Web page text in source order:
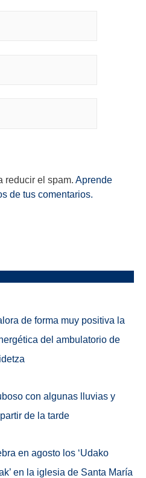
reducir el spam. Aprende
de tus comentarios.
de forma muy positiva la
del ambulatorio de
con algunas lluvias y
de la tarde
en agosto los ‘Udako
en la iglesia de Santa María